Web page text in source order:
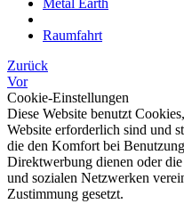
Metal Earth
Raumfahrt
Zurück
Vor
Cookie-Einstellungen
Diese Website benutzt
Website erforderlich sind und
die den Komfort bei
Direktwerbung dienen oder
und sozialen Netzwerken
Zustimmung gesetzt.